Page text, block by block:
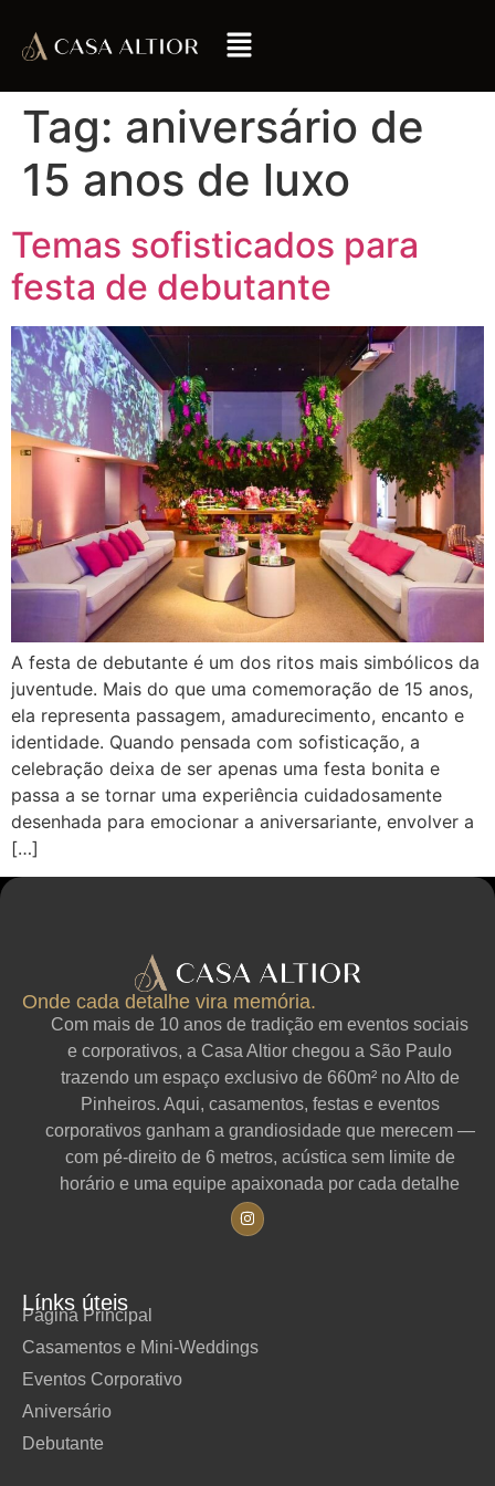
Tag: aniversário de
15 anos de luxo
Temas sofisticados para
festa de debutante
A festa de debutante é um dos ritos mais simbólicos da
juventude. Mais do que uma comemoração de 15 anos,
ela representa passagem, amadurecimento, encanto e
identidade. Quando pensada com sofisticação, a
celebração deixa de ser apenas uma festa bonita e
passa a se tornar uma experiência cuidadosamente
desenhada para emocionar a aniversariante, envolver a
[…]
Onde cada detalhe vira memória.
Com mais de 10 anos de tradição em eventos sociais
e corporativos, a Casa Altior chegou a São Paulo
trazendo um espaço exclusivo de 660m² no Alto de
Pinheiros. Aqui, casamentos, festas e eventos
corporativos ganham a grandiosidade que merecem —
com pé-direito de 6 metros, acústica sem limite de
horário e uma equipe apaixonada por cada detalhe
Línks úteis
Página Principal
Casamentos e Mini-Weddings
Eventos Corporativo
Aniversário
Debutante